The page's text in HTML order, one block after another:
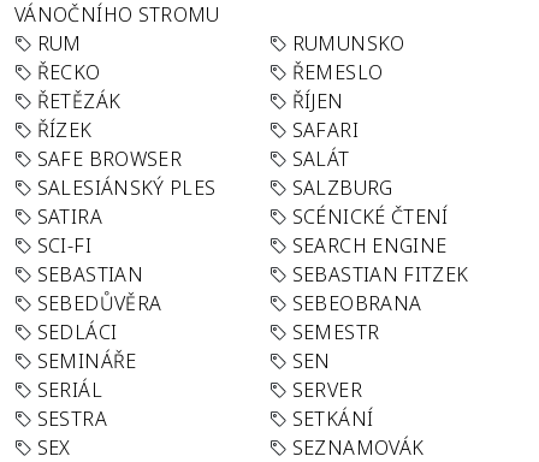
VÁNOČNÍHO STROMU
RUM
RUMUNSKO
ŘECKO
ŘEMESLO
ŘETĚZÁK
ŘÍJEN
ŘÍZEK
SAFARI
SAFE BROWSER
SALÁT
SALESIÁNSKÝ PLES
SALZBURG
SATIRA
SCÉNICKÉ ČTENÍ
SCI-FI
SEARCH ENGINE
SEBASTIAN
SEBASTIAN FITZEK
SEBEDŮVĚRA
SEBEOBRANA
SEDLÁCI
SEMESTR
SEMINÁŘE
SEN
SERIÁL
SERVER
SESTRA
SETKÁNÍ
SEX
SEZNAMOVÁK